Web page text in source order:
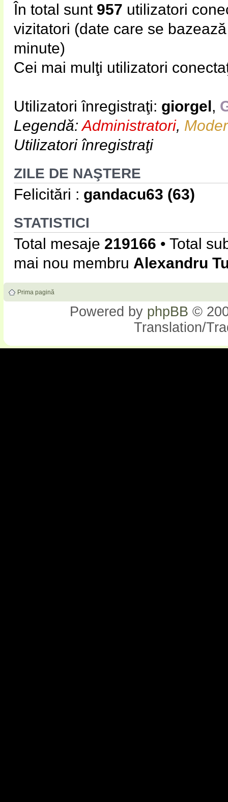
În total sunt 957 utilizatori
vizitatori (date care se
minute)
Cei mai mulţi utilizatori
Utilizatori înregistraţi: giorgel ,
Legendă:Administratori,
Utilizatori înregistraţi
ZILE DE NAŞTERE
Felicitări : gandacu63 (63)
STATISTICI
Total mesaje 219166 • Total
mai nou membru Alexandru
Prima pagină
Powered by phpBB ©
Translation/